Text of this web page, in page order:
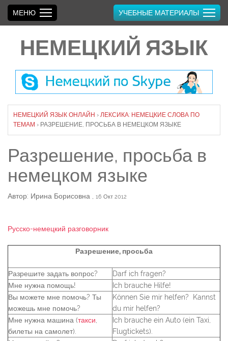
НЕМЕЦКИЙ ЯЗЫК
МЕНЮ УЧЕБНЫЕ МАТЕРИАЛЫ
НЕМЕЦКИЙ ЯЗЫК ОНЛАЙН › ЛЕКСИКА: НЕМЕЦКИЕ СЛОВА ПО
ТЕМАМ › РАЗРЕШЕНИЕ, ПРОСЬБА В НЕМЕЦКОМ ЯЗЫКЕ
Разрешение, просьба в
немецком языке
Автор: Ирина Борисовна , 16 Окт 2012
Русско-немецкий разговорник
Разрешение, просьба
Разрешите задать вопрос?
Darf ich fragen?
Мне нужна помощь!
Ich brauche Hilfe!
Вы можете мне помочь? Ты
можешь мне помочь?
Können Sie mir helfen? Kannst
du mir helfen?
Мне нужна машина (такси,
билеты на самолет).
Ich brauche ein Auto (ein Taxi,
Flugtickets).